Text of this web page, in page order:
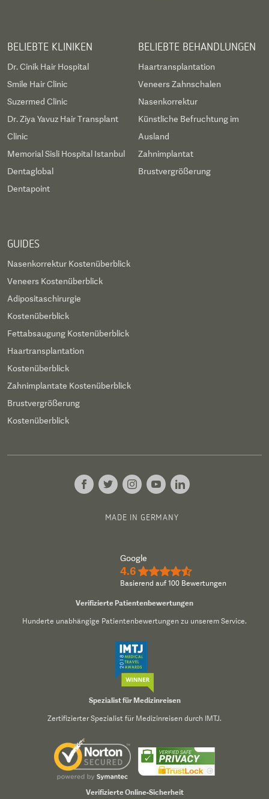
BELIEBTE KLINIKEN
Dr. Cinik Hair Hospital
Smile Hair Clinic
Suzermed Clinic
Dr. Ziya Yavuz Hair Transplant
Clinic
Memorial Sisli Hospital Istanbul
Dentaglobal
Dentapoint
BELIEBTE BEHANDLUNGEN
Haartransplantation
Veneers Zahnschalen
Nasenkorrektur
Künstliche Befruchtung im
Ausland
Zahnimplantat
Brustvergrößerung
GUIDES
Nasenkorrektur Kostenüberblick
Veneers Kostenüberblick
Adipositaschirurgie
Kostenüberblick
Fettabsaugung Kostenüberblick
Haartransplantation
Kostenüberblick
Zahnimplantate Kostenüberblick
Brustvergrößerung
Kostenüberblick
MADE IN GERMANY
Google
4.6 ★★★★½
Basierend auf 100 Bewertungen
Verifizierte Patientenbewertungen
Hunderte unabhängige Patientenbewertungen zu unserem Service.
Spezialist für Medizinreisen
Zertifizierter Spezialist für Medizinreisen durch IMTJ.
Verifizierte Online-Sicherheit